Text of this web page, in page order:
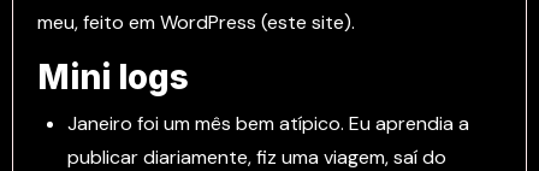
meu, feito em WordPress (este site).
Mini logs
Janeiro foi um mês bem atípico. Eu aprendia a
publicar diariamente, fiz uma viagem, saí do